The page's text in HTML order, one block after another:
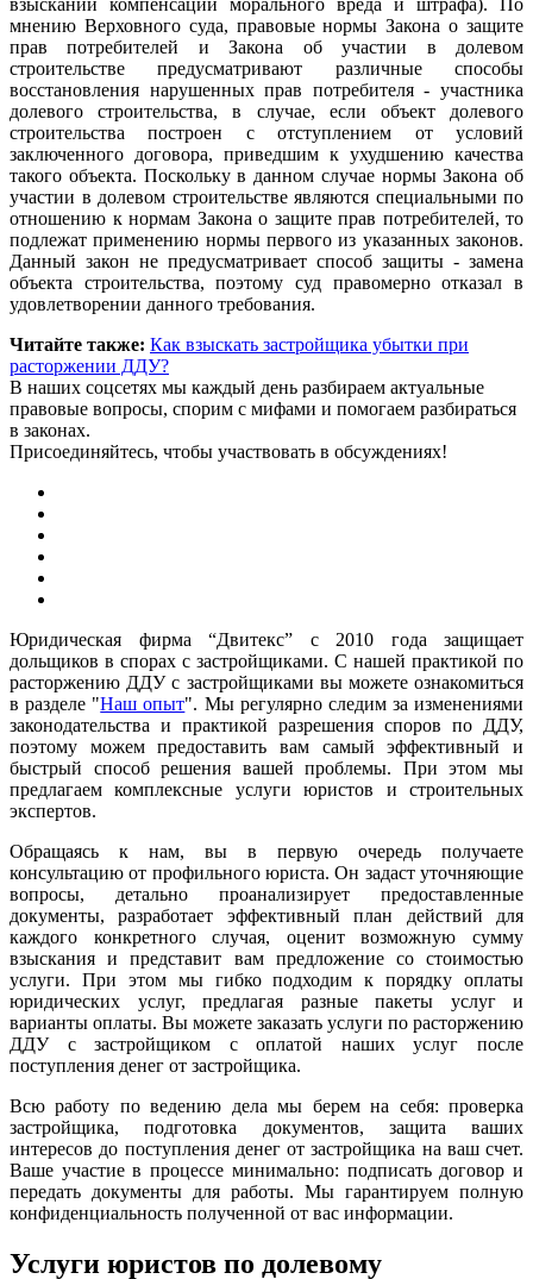
мнению Верховного суда, правовые нормы Закона о защите
прав потребителей и Закона об участии в долевом
строительстве предусматривают различные способы
восстановления нарушенных прав потребителя - участника
долевого строительства, в случае, если объект долевого
строительства построен с отступлением от условий
заключенного договора, приведшим к ухудшению качества
такого объекта. Поскольку в данном случае нормы Закона об
участии в долевом строительстве являются специальными по
отношению к нормам Закона о защите прав потребителей, то
подлежат применению нормы первого из указанных законов.
Данный закон не предусматривает способ защиты - замена
объекта строительства, поэтому суд правомерно отказал в
удовлетворении данного требования.
Читайте также: Как взыскать застройщика убытки при
расторжении ДДУ?
В наших соцсетях мы каждый день разбираем актуальные
правовые вопросы, спорим с мифами и помогаем разбираться
в законах.
Присоединяйтесь, чтобы участвовать в обсуждениях!
Юридическая фирма “Двитекс” с 2010 года защищает
дольщиков в спорах с застройщиками. С нашей практикой по
расторжению ДДУ с застройщиками вы можете ознакомиться
в разделе "Наш опыт". Мы регулярно следим за изменениями
законодательства и практикой разрешения споров по ДДУ,
поэтому можем предоставить вам самый эффективный и
быстрый способ решения вашей проблемы. При этом мы
предлагаем комплексные услуги юристов и строительных
экспертов.
Обращаясь к нам, вы в первую очередь получаете
консультацию от профильного юриста. Он задаст уточняющие
вопросы, детально проанализирует предоставленные
документы, разработает эффективный план действий для
каждого конкретного случая, оценит возможную сумму
взыскания и представит вам предложение со стоимостью
услуги. При этом мы гибко подходим к порядку оплаты
юридических услуг, предлагая разные пакеты услуг и
варианты оплаты. Вы можете заказать услуги по расторжению
ДДУ с застройщиком с оплатой наших услуг после
поступления денег от застройщика.
Всю работу по ведению дела мы берем на себя: проверка
застройщика, подготовка документов, защита ваших
интересов до поступления денег от застройщика на ваш счет.
Ваше участие в процессе минимально: подписать договор и
передать документы для работы. Мы гарантируем полную
конфиденциальность полученной от вас информации.
Услуги юристов по долевому